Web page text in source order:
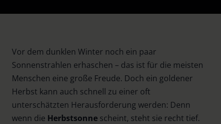
Vor dem dunklen Winter noch ein paar
Sonnenstrahlen erhaschen – das ist für die meisten
Menschen eine große Freude. Doch ein goldener
Herbst kann auch schnell zu einer oft
unterschätzten Herausforderung werden: Denn
wenn die Herbstsonne scheint, steht sie recht tief.